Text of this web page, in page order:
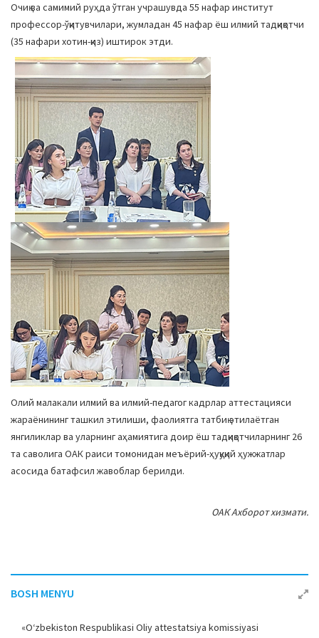
Очиқ ва самимий руҳда ўтган учрашувда 55 нафар институт
профессор-ўқитувчилари, жумладан 45 нафар ёш илмий тадқиқотчи
(35 нафари хотин-қиз) иштирок этди.
Олий малакали илмий ва илмий-педагог кадрлар аттестацияси
жараёнининг ташкил этилиши, фаолиятга татбиқ этилаётган
янгиликлар ва уларнинг аҳамиятига доир ёш тадқиқотчиларнинг 26
та саволига ОАК раиси томонидан меъёрий-ҳуқуқий ҳужжатлар
асосида батафсил жавоблар берилди.
ОАК Ахборот хизмати.
BOSH MENYU
«O‘zbekiston Respublikasi Oliy attestatsiya komissiyasi